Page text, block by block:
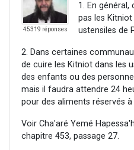
45319 réponses
1. En
pas les
ustensiles de
2. Dans certaines
de cuire les Kitniot dans les
des enfants ou des
mais il faudra attendre 24
pour des aliments réservés à
Voir Cha'aré Yemé
chapitre 453, passage 27.